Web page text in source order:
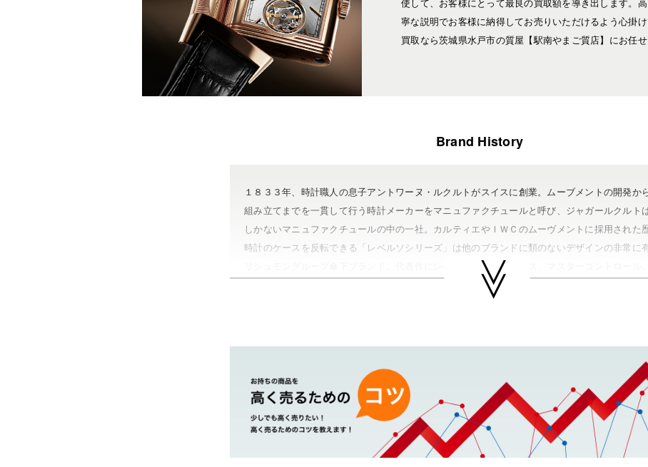
寧な説明でお客様に納得してお売りいただけるよう心掛
買取なら茨城県水戸市の質屋【駅南やまご質店】にお任せ
Brand History
１８３３年、時計職人の息子アントワーヌ・ルクルトがスイスに創業。ムーブメントの開発か
組み立てまでを一貫して行う時計メーカーをマニュファクチュールと呼び、ジャガールクルト
しかないマニュファクチュールの中の一社。カルティエやＩＷＣのムーヴメントに採用された
時計のケースを反転できる「レベルソシリーズ」は他のブランドに類のないデザインの非常に
リシュモングループ傘下ブランド。代表作にレベルソ、メモボックス、マスターコントロール
茨城県 鹿行地区（鉾田市・行方市・鹿嶋市・石岡市・潮来市・神栖市）
茨城県 県南地区（石岡市・かすみがうら市・土浦市・つくば市・阿見町・美浦町・稲敷市・牛
市・取手市・利根町・河内町・つくばみらい市・守谷市）
茨城県 県西地区（桜川市・筑西市・下妻市・常総市・坂東市・結城市・古川市・境町・五霞町